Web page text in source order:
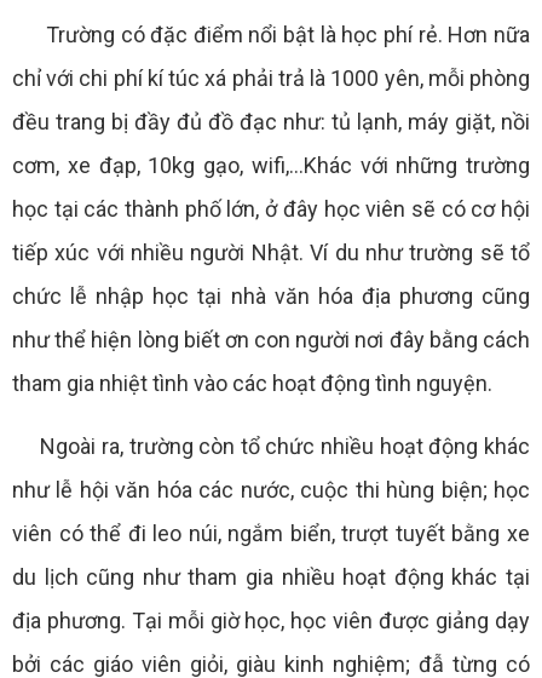
Trường có đặc điểm nổi bật là học phí rẻ. Hơn nữa
chỉ với chi phí kí túc xá phải trả là 1000 yên, mỗi phòng
đều trang bị đầy đủ đồ đạc như: tủ lạnh, máy giặt, nồi
cơm, xe đạp, 10kg gạo, wifi,...Khác với những trường
học tại các thành phố lớn, ở đây học viên sẽ có cơ hội
tiếp xúc với nhiều người Nhật. Ví du như trường sẽ tổ
chức lễ nhập học tại nhà văn hóa địa phương cũng
như thể hiện lòng biết ơn con người nơi đây bằng cách
tham gia nhiệt tình vào các hoạt động tình nguyện.
Ngoài ra, trường còn tổ chức nhiều hoạt động khác
như lễ hội văn hóa các nước, cuộc thi hùng biện; học
viên có thể đi leo núi, ngắm biển, trượt tuyết bằng xe
du lịch cũng như tham gia nhiều hoạt động khác tại
địa phương. Tại mỗi giờ học, học viên được giảng dạy
bởi các giáo viên giỏi, giàu kinh nghiệm; đẫ từng có